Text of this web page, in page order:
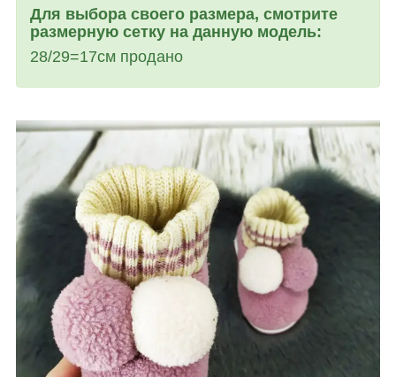
Для выбора своего размера, смотрите
размерную сетку на данную модель:
28/29=17см продано